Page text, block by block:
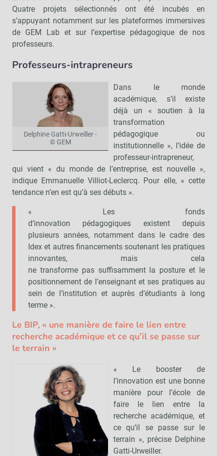
Quatre projets sélectionnés ont été incubés en
s’appuyant notamment sur les plateformes immersives
de GEM Lab et sur l’expertise pédagogique de nos
professeurs.
Professeurs-intrapreneurs
Delphine Gatti-Urweiller -
© GEM
Dans le monde
académique, s’il existe
déjà un « soutien à la
transformation
pédagogique ou
institutionnelle », l’idée de
professeur-intrapreneur,
qui vient « du monde de l’entreprise, est nouvelle »,
indique Emmanuelle Villiot-Leclercq. Pour elle, « cette
tendance n’en est qu’à ses débuts ».
« Les fonds
d’innovation pédagogiques existent depuis
plusieurs années, notamment dans le cadre des
Idex et autres financements soutenant les pratiques
innovantes, mais cela
ne transforme pas suffisamment la posture et le
positionnement de l’enseignant et ses pratiques au
sein de l’institution et auprès d’étudiants à long
terme ».
Le BIP, « une manière de faire le lien entre
recherche académique et ce qu’il se passe sur
le terrain »
« Le booster de
l’innovation est une bonne
manière pour l’école de
faire le lien entre la
recherche académique, et
ce qu’il se passe sur le
terrain », précise Delphine
Gatti-Urweiller.